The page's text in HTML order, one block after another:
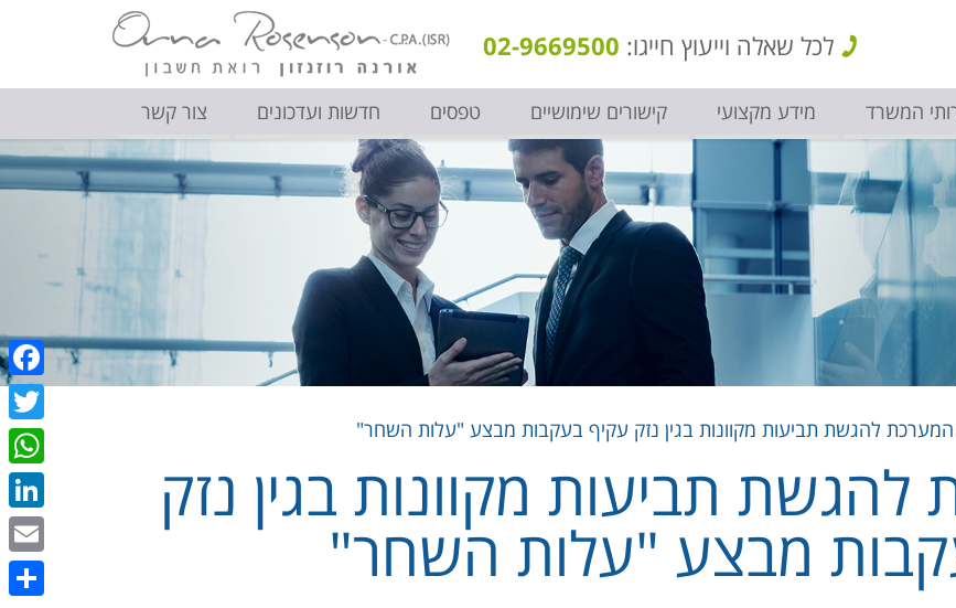
לכל שאלה וייעוץ חייגו: 02-9669500
המשרד מידע מקצועי קישורים שימושיים טפסים חדשות ועדכונים צור קשר
להגשת תביעות מקוונות בגין נזק עקיף בעקבות מבצע "עלות השחר"
תביעות מקוונות בגין נזק
מבצע "עלות השחר"